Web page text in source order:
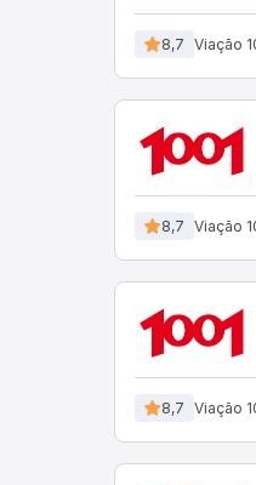
8,7 Viação
8,7 Viação
8,7 Viação